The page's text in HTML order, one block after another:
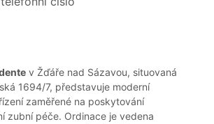
v Žďáře nad Sázavou, situovaná
1694/7, představuje moderní
zaměřené na poskytování
zubní péče. Ordinace je vedena